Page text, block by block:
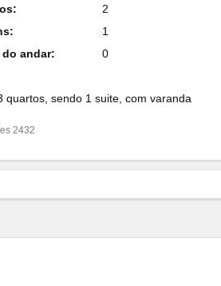
2
1
do andar:
0
sendo 1 suite, com varanda
2432